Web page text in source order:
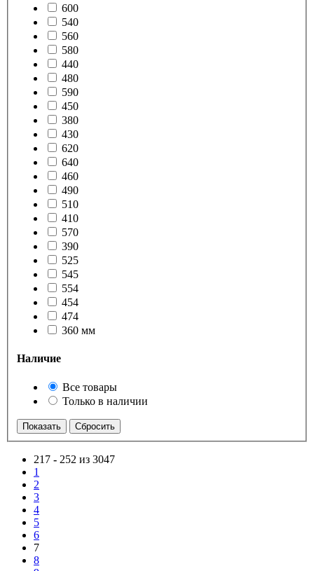
600
540
560
580
440
480
590
450
380
430
620
640
460
490
510
410
570
390
525
545
554
454
474
360 мм
Наличие
Все товары
Только в наличии
217 - 252 из 3047
1
2
3
4
5
6
7
8